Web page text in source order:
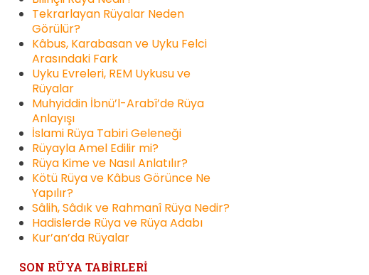
Tekrarlayan Rüyalar Neden
Görülür?
Kâbus, Karabasan ve Uyku Felci
Arasındaki Fark
Uyku Evreleri, REM Uykusu ve
Rüyalar
Muhyiddin İbnü’l-Arabî’de Rüya
Anlayışı
İslami Rüya Tabiri Geleneği
Rüyayla Amel Edilir mi?
Rüya Kime ve Nasıl Anlatılır?
Kötü Rüya ve Kâbus Görünce Ne
Yapılır?
Sâlih, Sâdık ve Rahmanî Rüya Nedir?
Hadislerde Rüya ve Rüya Adabı
Kur’an’da Rüyalar
SON RÜYA TABİRLERİ